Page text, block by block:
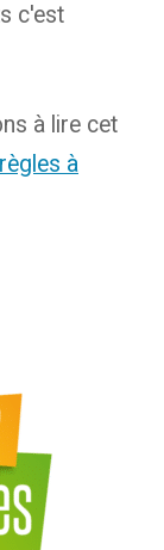
c'est
à lire cet
à